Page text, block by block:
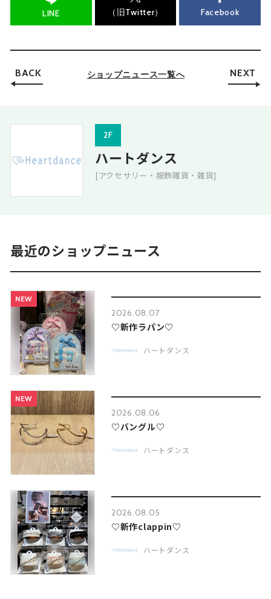
LINE （旧Twitter） Facebook
BACK ショップニュース一覧へ NEXT
2F
ハートダンス
[アクセサリー・服飾雑貨・雑貨]
最近のショップニュース
NEW
2026.08.07
♡新作ラパン♡
ハートダンス
NEW
2026.08.06
♡バングル♡
ハートダンス
2026.08.05
♡新作clappin♡
ハートダンス